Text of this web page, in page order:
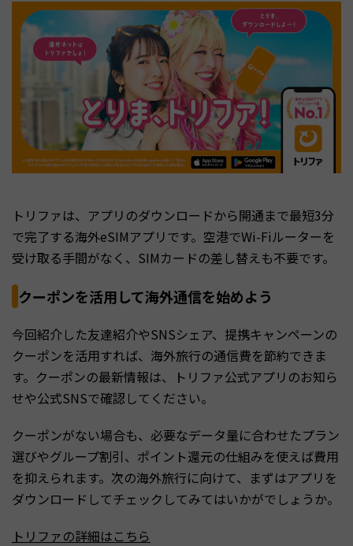
トリファは、アプリのダウンロードから開通まで最短3分
で完了する海外eSIMアプリです。空港でWi-Fiルーターを
受け取る手間がなく、SIMカードの差し替えも不要です。
クーポンを活用して海外通信を始めよう
今回紹介した友達紹介やSNSシェア、提携キャンペーンの
クーポンを活用すれば、海外旅行の通信費を節約できま
す。クーポンの最新情報は、トリファ公式アプリのお知ら
せや公式SNSで確認してください。
クーポンがない場合も、必要なデータ量に合わせたプラン
選びやグループ割引、ポイント還元の仕組みを使えば費用
を抑えられます。次の海外旅行に向けて、まずはアプリを
ダウンロードしてチェックしてみてはいかがでしょうか。
トリファの詳細はこちら